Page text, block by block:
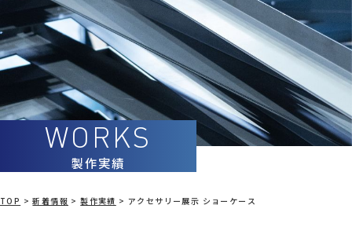
製作実績
TOP >新着情報 >製作実績 > アクセサリー展示 ショーケース